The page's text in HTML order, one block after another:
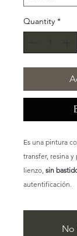
Quantity *
Es una pintura
transfer, resina
lienzo, sin
autentificación.
No